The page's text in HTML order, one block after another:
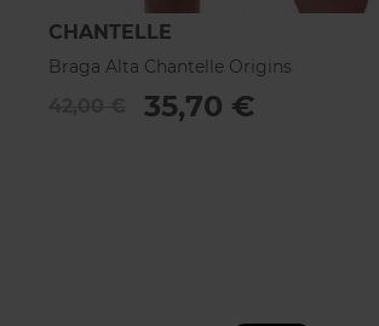
CHANTELLE
Braga Alta Chantelle Origins
35,70 €